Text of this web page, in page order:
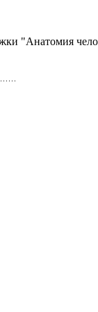
"Анатомия